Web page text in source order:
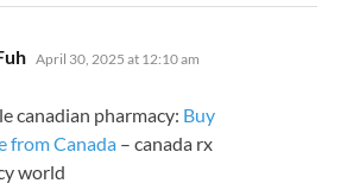
says:
April 30, 2025 at 12:10 am
canadian pharmacy: Buy
from Canada – canada rx
world